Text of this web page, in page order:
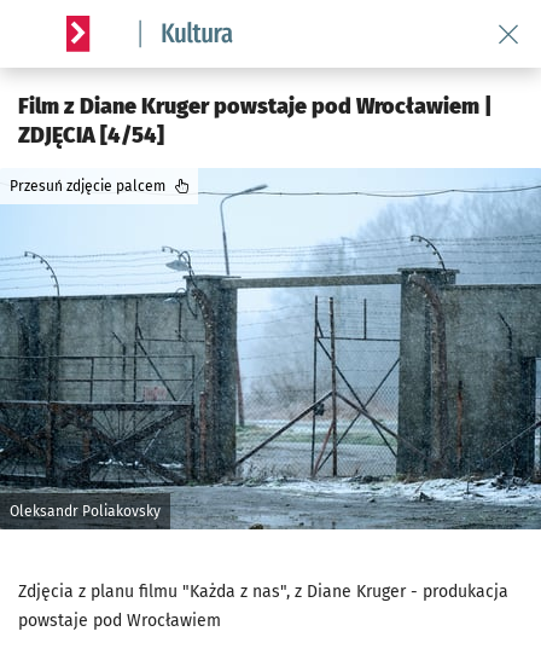
Serwis informacyjny wroclaw.pl podserwis: Kultura
Film z Diane Kruger powstaje pod Wrocławiem |
ZDJĘCIA [4/54]
Oleksandr Poliakovsky
Przesuń zdjęcie palcem
Zdjęcia z planu filmu "Każda z nas", z Diane Kruger - produkacja
powstaje pod Wrocławiem